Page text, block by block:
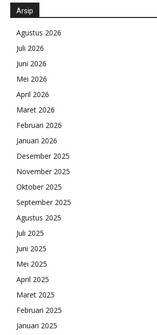
Arsip
Agustus 2026
Juli 2026
Juni 2026
Mei 2026
April 2026
Maret 2026
Februari 2026
Januari 2026
Desember 2025
November 2025
Oktober 2025
September 2025
Agustus 2025
Juli 2025
Juni 2025
Mei 2025
April 2025
Maret 2025
Februari 2025
Januari 2025